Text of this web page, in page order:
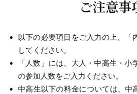
ご注意事
以下の必要項目をご入力の上、「
してください。
「人数」には、大人・中高生・
の参加人数をご入力ください。
中高生以下の料金については、中